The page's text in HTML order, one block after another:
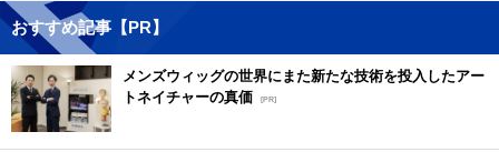
おすすめ記事【PR】
メンズウィッグの世界にまた新たな技術を投入したアー
トネイチャーの真価 [PR]